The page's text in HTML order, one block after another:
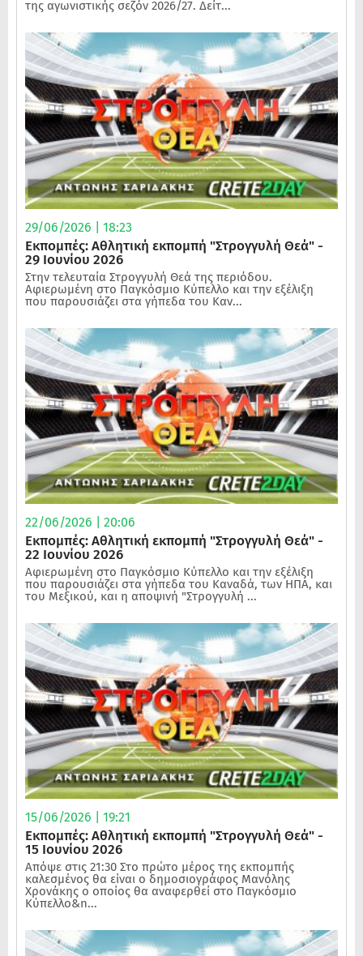
της αγωνιστικής σεζόν 2026/27. Δείτ...
29/06/2026 | 18:23
Εκπομπές: Αθλητική εκπομπή "Στρογγυλή Θεά" -
29 Ιουνίου 2026
Στην τελευταία Στρογγυλή Θεά της περιόδου.
Αφιερωμένη στο Παγκόσμιο Κύπελλο και την εξέλιξη
που παρουσιάζει στα γήπεδα του Καν...
22/06/2026 | 20:06
Εκπομπές: Αθλητική εκπομπή "Στρογγυλή Θεά" -
22 Ιουνίου 2026
Αφιερωμένη στο Παγκόσμιο Κύπελλο και την εξέλιξη
που παρουσιάζει στα γήπεδα του Καναδά, των ΗΠΑ, και
του Μεξικού, και η αποψινή "Στρογγυλή ...
15/06/2026 | 19:21
Εκπομπές: Αθλητική εκπομπή "Στρογγυλή Θεά" -
15 Ιουνίου 2026
Απόψε στις 21:30 Στο πρώτο μέρος της εκπομπής
καλεσμένος θα είναι ο δημοσιογράφος Μανόλης
Χρονάκης ο οποίος θα αναφερθεί στο Παγκόσμιο
Κύπελλο&n...